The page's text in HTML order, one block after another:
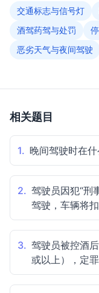
交通标志与信号灯
酒驾药驾与处罚
恶劣天气与夜间驾驶
相关题目
1. 晚间驾驶时在
2. 驾驶员因犯“刑
驾驶，车辆将
3. 驾驶员被控酒
或以上），定